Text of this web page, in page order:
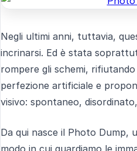
Negli ultimi anni, tuttavia,
incrinarsi. Ed è stata
rompere gli schemi, rifiutando
perfezione artificiale e
visivo: spontaneo,
Da qui nasce il Photo Dump,
modo in cui guardiamo le